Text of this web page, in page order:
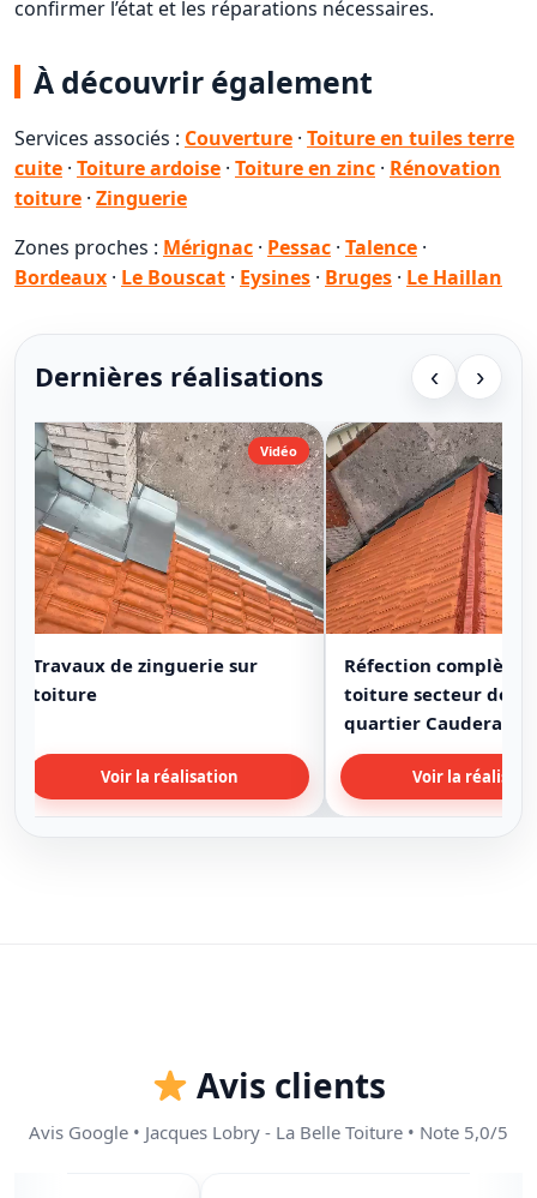
confirmer l’état et les réparations nécessaires.
À découvrir également
Services associés : Couverture · Toiture en tuiles terre
cuite · Toiture ardoise · Toiture en zinc · Rénovation
toiture · Zinguerie
Zones proches : Mérignac · Pessac · Talence ·
Bordeaux · Le Bouscat · Eysines · Bruges · Le Haillan
Dernières réalisations ‹ ›
Vidéo
Travaux de zinguerie sur
toiture
Voir la réalisation
Réfection complète
toiture secteur de
quartier Cauderan
Voir la
Avis clients
Avis Google • Jacques Lobry - La Belle Toiture • Note 5,0/5